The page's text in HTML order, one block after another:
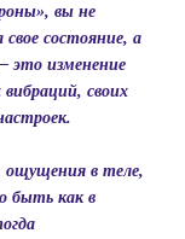
вы не
состояние, а
это изменение
вибраций, своих
ощущения в теле,
быть как в